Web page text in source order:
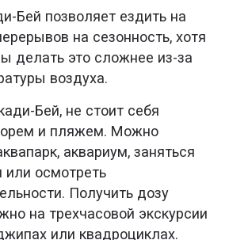
Бей позволяет ездить на
на сезонность, хотя
делать это сложнее из-за
воздуха.
Бей, не стоит себя
и пляжем. Можно
аквариум, заняться
осмотреть
Получить дозу
на трехчасовой экскурсии
или квадроциклах.